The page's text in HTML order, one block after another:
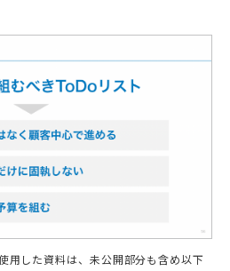
用した資料は、未公開部分も含め以下